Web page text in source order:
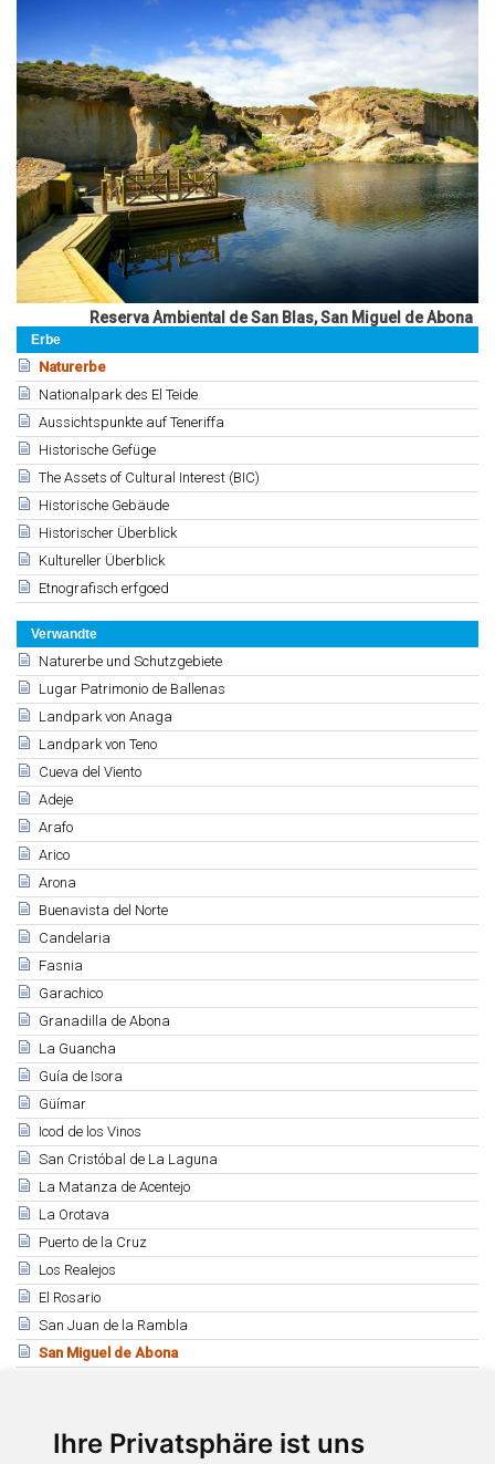
Ihre Privatsphäre ist uns
Erbe
Naturerbe
Nationalpark des El Teide
Aussichtspunkte auf Teneriffa
Historische Gefüge
The Assets of Cultural Interest (BIC)
Historische Gebäude
Historischer Überblick
Kultureller Überblick
Etnografisch erfgoed
Verwandte
Naturerbe und Schutzgebiete
Lugar Patrimonio de Ballenas
Landpark von Anaga
Landpark von Teno
Cueva del Viento
Adeje
Arafo
Arico
Arona
Buenavista del Norte
Candelaria
Fasnia
Garachico
Granadilla de Abona
La Guancha
Guía de Isora
Güímar
Icod de los Vinos
San Cristóbal de La Laguna
La Matanza de Acentejo
La Orotava
Puerto de la Cruz
Los Realejos
El Rosario
San Juan de la Rambla
San Miguel de Abona
Santiago del Teide
Reserva Ambiental de San Blas, San Miguel de Abona